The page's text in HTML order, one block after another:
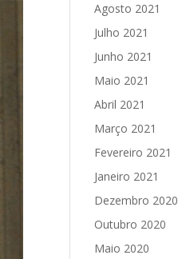
Agosto 2021
Julho 2021
Junho 2021
Maio 2021
Abril 2021
Março 2021
Fevereiro 2021
Janeiro 2021
Dezembro 2020
Outubro 2020
Maio 2020